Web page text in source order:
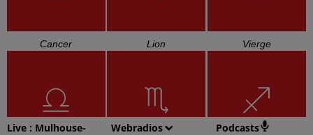
Live : Mulhouse-
Webradios Podcasts
Cancer Lion Vierge